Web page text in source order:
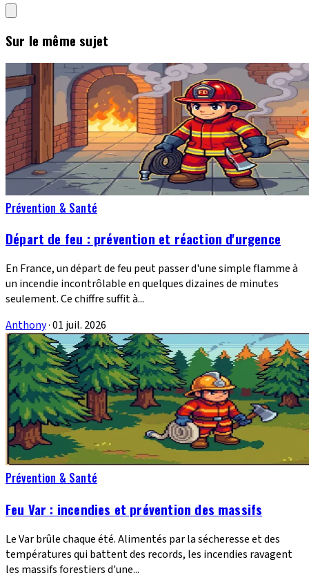
Sur le même sujet
Prévention & Santé
Départ de feu : prévention et réaction d'urgence
En France, un départ de feu peut passer d'une simple flamme à
un incendie incontrôlable en quelques dizaines de minutes
seulement. Ce chiffre suffit à...
Anthony·01 juil. 2026
Prévention & Santé
Feu Var : incendies et prévention des massifs
Le Var brûle chaque été. Alimentés par la sécheresse et des
températures qui battent des records, les incendies ravagent
les massifs forestiers d'une...